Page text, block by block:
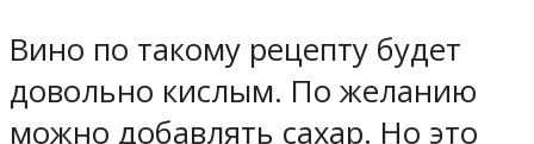
Вино по такому рецепту будет
довольно кислым. По желанию
можно добавлять сахар. Но это